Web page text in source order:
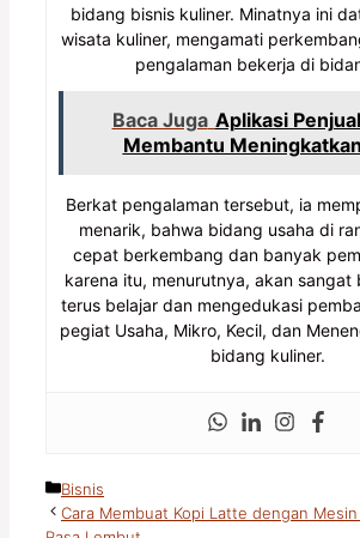
bidang bisnis kuliner. Minatnya ini
wisata kuliner, mengamati
pengalaman bekerja di
Baca Juga Aplikasi
Membantu
Berkat pengalaman tersebut, ia
menarik, bahwa bidang usaha di
cepat berkembang dan banyak
karena itu, menurutnya, akan sangat
terus belajar dan mengedukasi
pegiat Usaha, Mikro, Kecil, dan
bidang kuliner.
Kategori
Bisnis
Cara Membuat Kopi Latte dengan